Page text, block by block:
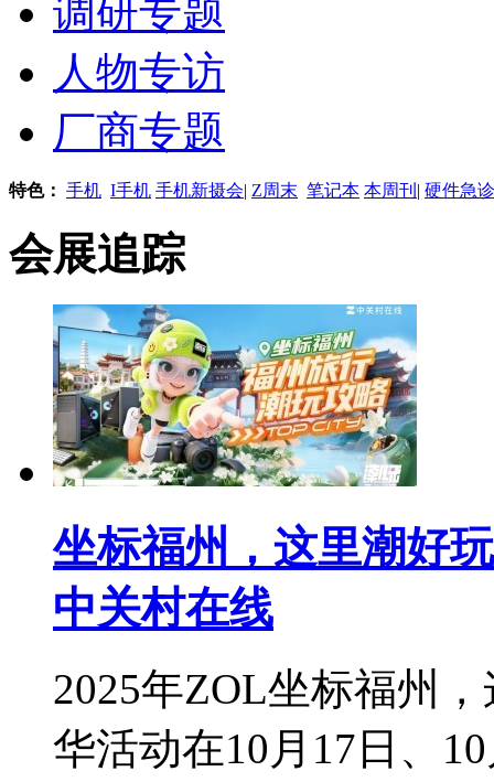
调研专题
人物专访
厂商专题
特色： 手机 I手机 手机新摄会| Z周末 笔记本 本周刊 | 硬件急
会展追踪
坐标福州，这里潮好
中关村在线
2025年ZOL坐标福州
华活动在10月17日、